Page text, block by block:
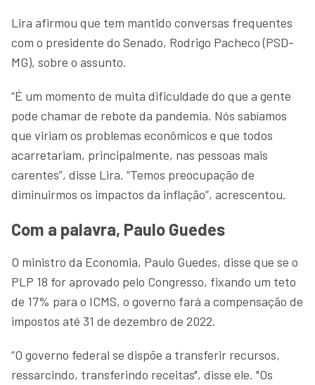
Lira afirmou que tem mantido conversas frequentes
com o presidente do Senado, Rodrigo Pacheco (PSD-
MG), sobre o assunto.
“É um momento de muita dificuldade do que a gente
pode chamar de rebote da pandemia. Nós sabíamos
que viriam os problemas econômicos e que todos
acarretariam, principalmente, nas pessoas mais
carentes”, disse Lira. “Temos preocupação de
diminuirmos os impactos da inflação”, acrescentou.
Com a palavra, Paulo Guedes
O ministro da Economia, Paulo Guedes, disse que se o
PLP 18 for aprovado pelo Congresso, fixando um teto
de 17% para o ICMS, o governo fará a compensação de
impostos até 31 de dezembro de 2022.
“O governo federal se dispõe a transferir recursos,
ressarcindo, transferindo receitas", disse ele. "Os